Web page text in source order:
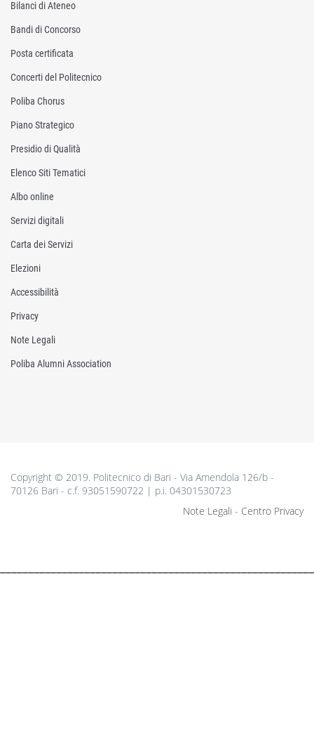
Bilanci di Ateneo
Bandi di Concorso
Posta certificata
Concerti del Politecnico
Poliba Chorus
Piano Strategico
Presidio di Qualità
Elenco Siti Tematici
Albo online
Servizi digitali
Carta dei Servizi
Elezioni
Accessibilità
Privacy
Note Legali
Poliba Alumni Association
Copyright © 2019. Politecnico di Bari - Via Amendola 126/b -
70126 Bari - c.f. 93051590722 | p.i. 04301530723
Note Legali - Centro Privacy